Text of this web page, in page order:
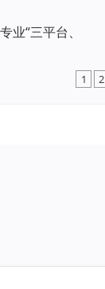
业“三平台、
1 2